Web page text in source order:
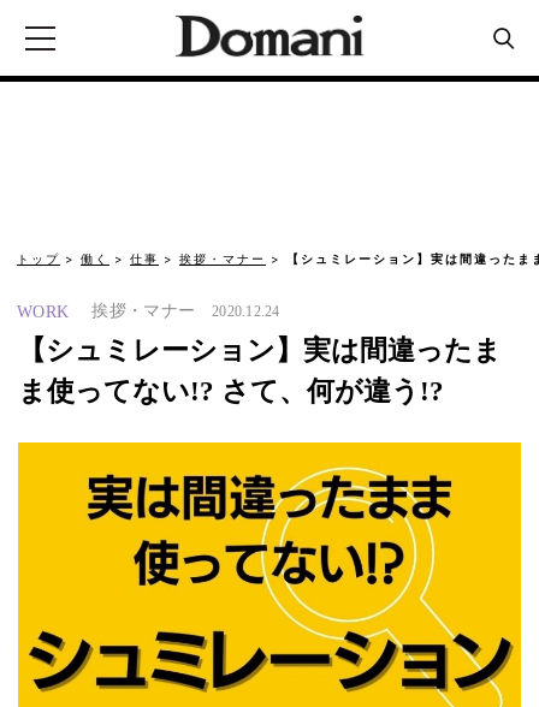
トップ 働く 仕事 挨拶・マナー 【シュミレーション】実は間違った
WORK 挨拶・マナー 2020.12.24
【シュミレーション】実は間違ったま
ま使ってない!? さて、何が違う!?